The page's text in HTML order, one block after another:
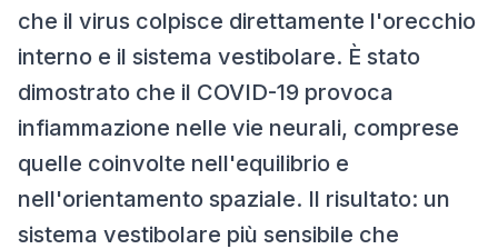
che il virus colpisce direttamente l'orecchio
interno e il sistema vestibolare. È stato
dimostrato che il COVID-19 provoca
infiammazione nelle vie neurali, comprese
quelle coinvolte nell'equilibrio e
nell'orientamento spaziale. Il risultato: un
sistema vestibolare più sensibile che